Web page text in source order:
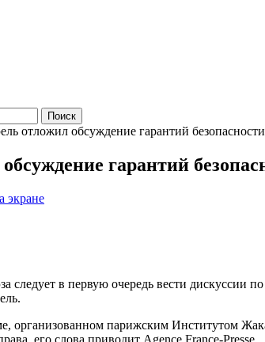
отложил обсуждение гарантий
гарантий
экране
следует в первую очередь вести дискуссии
организованном парижским Институтом